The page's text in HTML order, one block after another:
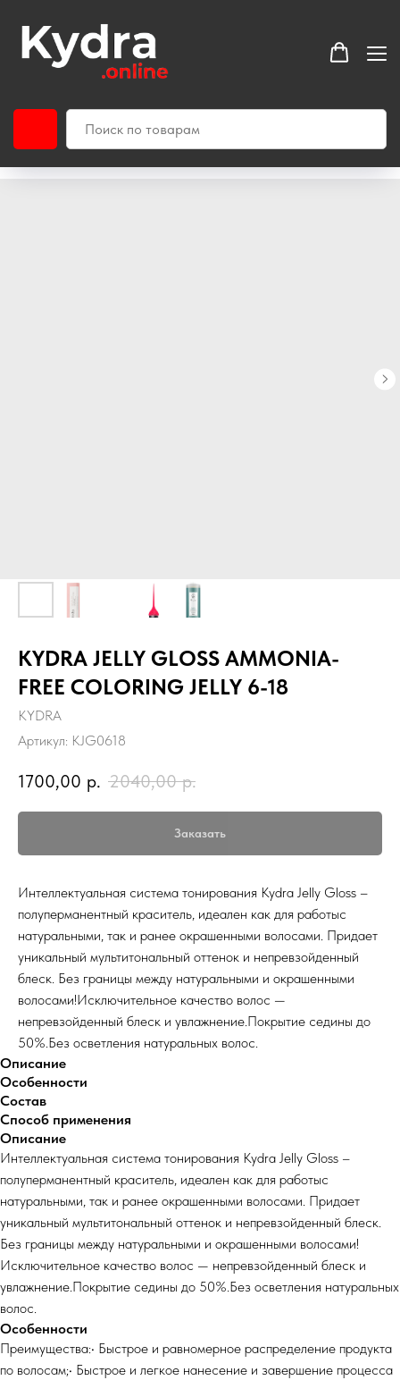
KYDRA JELLY GLOSS AMMONIA-
FREE COLORING JELLY 6-18
KYDRA
Артикул: KJG0618
1700,00 р. 2040,00 р.
Заказать
Интеллектуальная система тонирования Kydra Jelly Gloss –
полуперманентный краситель, идеален как для работыс
натуральными, так и ранее окрашенными волосами. Придает
уникальный мультитональный оттенок и непревзойденный
блеск. Без границы между натуральными и окрашенными
волосами!Исключительное качество волос —
непревзойденный блеск и увлажнение.Покрытие седины до
50%.Без осветления натуральных волос.
Описание
Особенности
Состав
Способ применения
Описание
Интеллектуальная система тонирования Kydra Jelly Gloss –
полуперманентный краситель, идеален как для работыс
натуральными, так и ранее окрашенными волосами. Придает
уникальный мультитональный оттенок и непревзойденный блеск.
Без границы между натуральными и окрашенными волосами!
Исключительное качество волос — непревзойденный блеск и
увлажнение.Покрытие седины до 50%.Без осветления натуральных
волос.
Особенности
Преимущества:• Быстрое и равномерное распределение продукта
по волосам;• Быстрое и легкое нанесение и завершение процесса